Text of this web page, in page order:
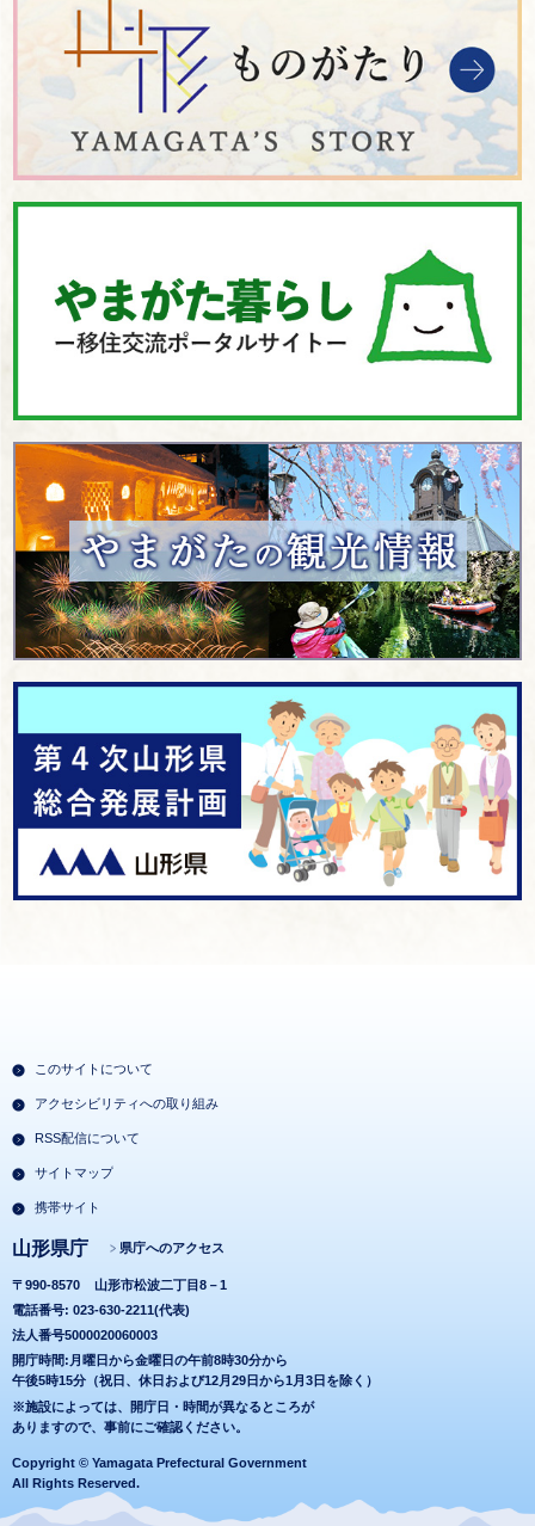
このサイトについて
アクセシビリティへの取り組み
RSS配信について
サイトマップ
携帯サイト
山形県庁 県庁へのアクセス
〒990-8570
山形市松波二丁目8－1
電話番号: 023-630-2211(代表)
法人番号5000020060003
開庁時間:月曜日から金曜日の午前8時30分から
午後5時15分（祝日、休日および12月29日から1月3日を除く）
※施設によっては、開庁日・時間が異なるところが
ありますので、事前にご確認ください。
Copyright © Yamagata Prefectural Government
All Rights Reserved.